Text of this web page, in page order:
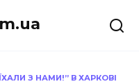
З НАМИ!” В ХАРКОВІ